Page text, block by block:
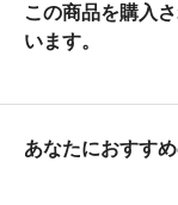
この商品を購入
います。
あなたにおすす